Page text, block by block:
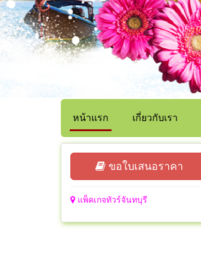
หน้าแรก เกี่ยวกับเรา
ขอใบเสนอราคา
แพ็คเกจทัวร์จันทบุรี